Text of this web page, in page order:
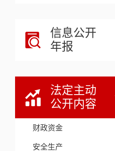
信息公开
年报
法定主动
公开内容
财政资金
安全生产